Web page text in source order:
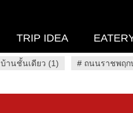
TRIP IDEA
บ้านชั้นเดียว (1) # ถนนราชพฤก